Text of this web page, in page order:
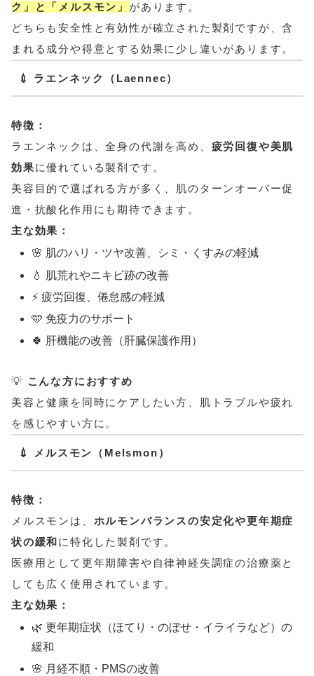
ク」と「メルスモン」 があります。
どちらも安全性と有効性が確立された製剤ですが、含
まれる成分や得意とする効果に少し違いがあります。
💉 ラエンネック（Laennec）
特徴：
ラエンネックは、全身の代謝を高め、 疲労回復や美肌
効果に優れている製剤です。
美容目的で選ばれる方が多く、肌のターンオーバー促
進・抗酸化作用にも期待できます。
主な効果：
🌸 肌のハリ・ツヤ改善、シミ・くすみの軽減
💧 肌荒れやニキビ跡の改善
⚡ 疲労回復、倦怠感の軽減
🩵 免疫力のサポート
🍀 肝機能の改善（肝臓保護作用）
💡 こんな方におすすめ
美容と健康を同時にケアしたい方、肌トラブルや疲れ
を感じやすい方に。
💉 メルスモン（Melsmon）
特徴：
メルスモンは、 ホルモンバランスの安定化や更年期症
状の緩和に特化した製剤です。
医療用として更年期障害や自律神経失調症の治療薬と
しても広く使用されています。
主な効果：
🌿 更年期症状（ほてり・のぼせ・イライラなど）の
緩和
🌸 月経不順・PMSの改善